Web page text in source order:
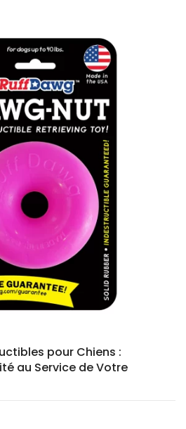
pour Chiens :
au Service de Votre